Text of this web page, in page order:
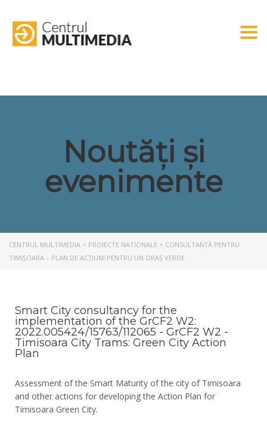
Noutăți și
evenimente
CENTRUL MULTIMEDIA > PROIECTE NATIONALE > CONSULTANȚĂ PENTRU
TIMIȘOARA – PLAN DE ACȚIUNI PENTRU UN ORAȘ VERDE
Smart City consultancy for the
implementation of the GrCF2 W2:
2022.005424/15763/112065 - GrCF2 W2 -
Timisoara City Trams: Green City Action
Plan
Assessment of the Smart Maturity of the city of Timisoara
and other actions for developing the Action Plan for
Timisoara Green City.